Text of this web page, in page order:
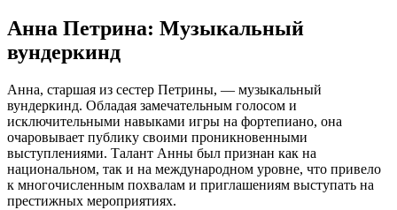
Анна Петрина: Музыкальный
вундеркинд
Анна, старшая из сестер Петрины, — музыкальный
вундеркинд. Обладая замечательным голосом и
исключительными навыками игры на фортепиано, она
очаровывает публику своими проникновенными
выступлениями. Талант Анны был признан как на
национальном, так и на международном уровне, что привело
к многочисленным похвалам и приглашениям выступать на
престижных мероприятиях.